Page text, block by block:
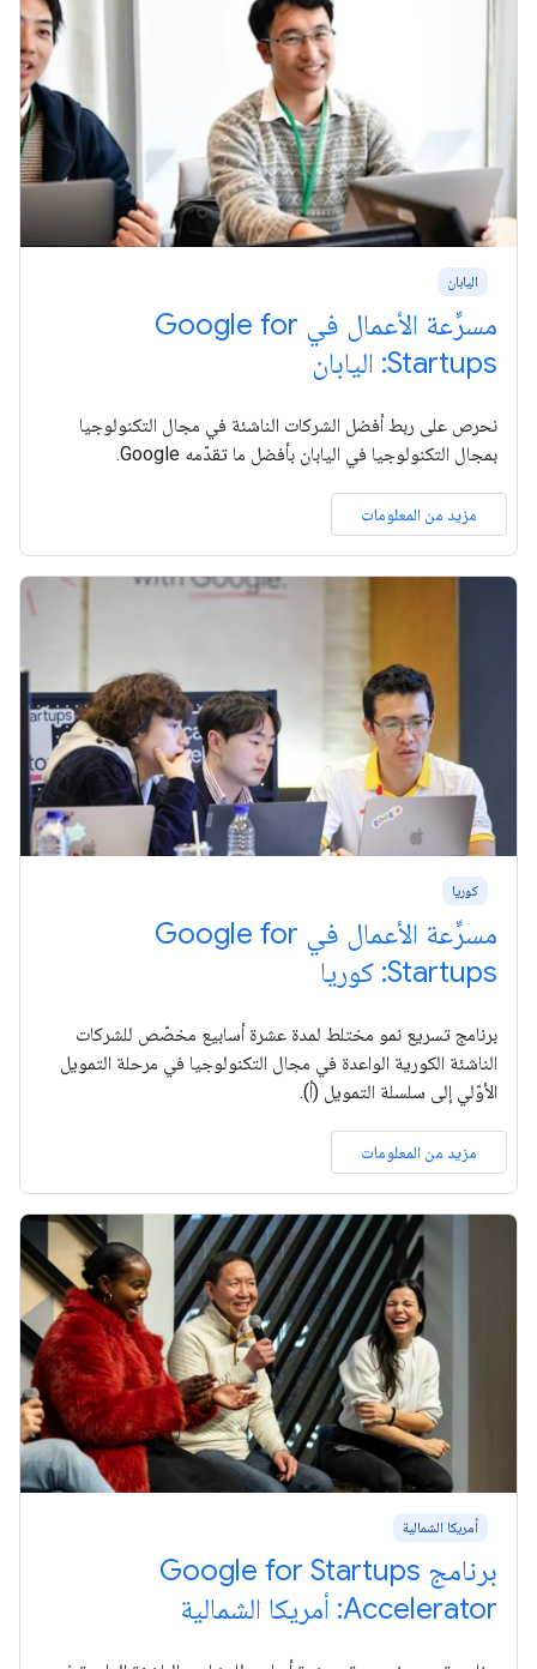
اليابان
مسرِّعة الأعمال في Google for
Startups: اليابان
نحرص على ربط أفضل الشركات الناشئة في مجال التكنولوجيا
بمجال التكنولوجيا في اليابان بأفضل ما تقدّمه Google.
مزيد من المعلومات
كوريا
مسرِّعة الأعمال في Google for
Startups: كوريا
برنامج تسريع نمو مختلط لمدة عشرة أسابيع مخصّص للشركات
الناشئة الكورية الواعدة في مجال التكنولوجيا في مرحلة التمويل
الأوّلي إلى سلسلة التمويل (أ).
مزيد من المعلومات
أمريكا الشمالية
برنامج Google for Startups
Accelerator: أمريكا الشمالية